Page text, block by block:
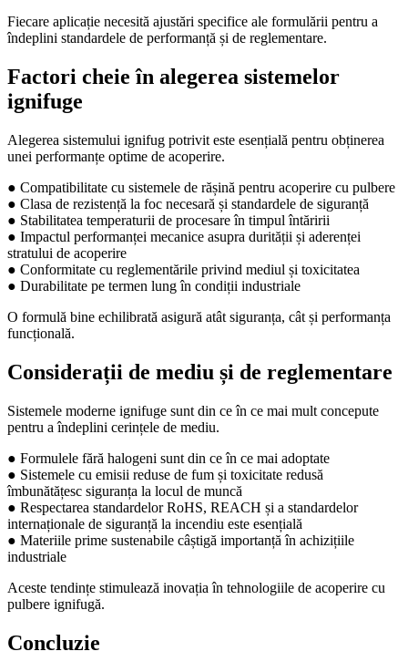
Fiecare aplicație necesită ajustări specifice ale formulării pentru a
îndeplini standardele de performanță și de reglementare.
Factori cheie în alegerea sistemelor
ignifuge
Alegerea sistemului ignifug potrivit este esențială pentru obținerea
unei performanțe optime de acoperire.
● Compatibilitate cu sistemele de rășină pentru acoperire cu pulbere
● Clasa de rezistență la foc necesară și standardele de siguranță
● Stabilitatea temperaturii de procesare în timpul întăririi
● Impactul performanței mecanice asupra durității și aderenței
stratului de acoperire
● Conformitate cu reglementările privind mediul și toxicitatea
● Durabilitate pe termen lung în condiții industriale
O formulă bine echilibrată asigură atât siguranța, cât și performanța
funcțională.
Considerații de mediu și de reglementare
Sistemele moderne ignifuge sunt din ce în ce mai mult concepute
pentru a îndeplini cerințele de mediu.
● Formulele fără halogeni sunt din ce în ce mai adoptate
● Sistemele cu emisii reduse de fum și toxicitate redusă
îmbunătățesc siguranța la locul de muncă
● Respectarea standardelor RoHS, REACH și a standardelor
internaționale de siguranță la incendiu este esențială
● Materiile prime sustenabile câștigă importanță în achizițiile
industriale
Aceste tendințe stimulează inovația în tehnologiile de acoperire cu
pulbere ignifugă.
Concluzie